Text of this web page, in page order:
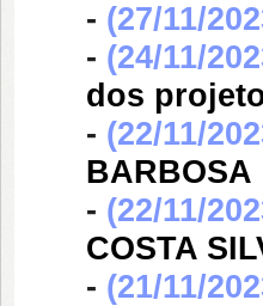
- (27/11/
- (24/11/
dos
- (22/11/
BARBOSA
- (22/11/
COSTA
- (21/11/